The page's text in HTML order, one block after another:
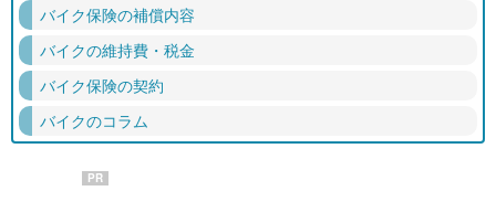
バイク保険の補償内容
バイクの維持費・税金
バイク保険の契約
バイクのコラム
PR